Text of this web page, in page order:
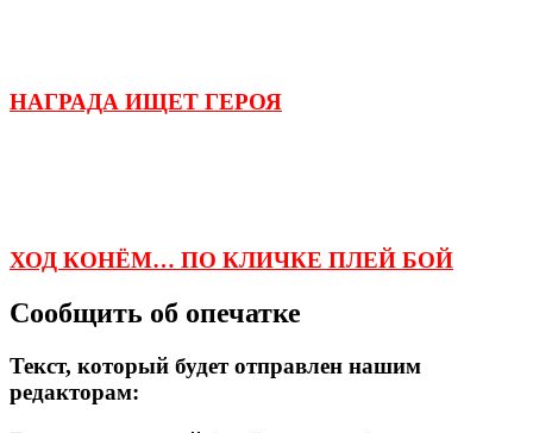
НАГРАДА ИЩЕТ ГЕРОЯ
ХОД КОНЁМ… ПО КЛИЧКЕ ПЛЕЙ БОЙ
Сообщить об опечатке
Текст, который будет отправлен нашим
редакторам: